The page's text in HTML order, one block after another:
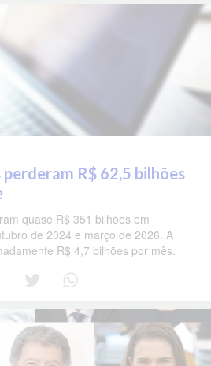
R$ 62,5 bilhões
quase R$ 351 bilhões em
de 2024 e março de 2026. A
R$ 4,7 bilhões por mês.